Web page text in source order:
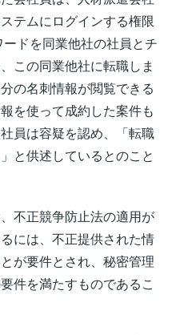
テムにログインする権限
ドを同業他社の社員とチ
この同業他社に転職しま
の名刺情報が閲覧できる
を使って成約した案件も
員は容疑を認め、「転職
と供述しているとのこと
不正競争防止法の適用が
には、不正提供された情
が要件とされ、秘密管理
件を満たすものであるこ